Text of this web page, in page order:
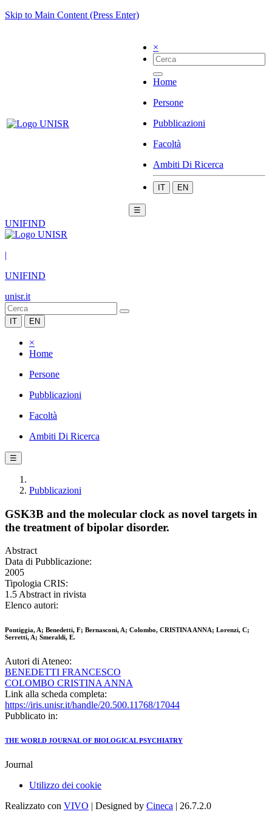
Skip to Main Content (Press Enter)
×
Home
Persone
Pubblicazioni
Facoltà
Ambiti Di Ricerca
IT EN
☰
UNIFIND
|
UNIFIND
unisr.it
IT EN
×
Home
Persone
Pubblicazioni
Facoltà
Ambiti Di Ricerca
☰
Pubblicazioni
GSK3B and the molecular clock as novel targets in
the treatment of bipolar disorder.
Abstract
Data di Pubblicazione:
2005
Tipologia CRIS:
1.5 Abstract in rivista
Elenco autori:
Pontiggia, A; Benedetti, F; Bernasconi, A; Colombo, CRISTINA ANNA; Lorenzi, C;
Serretti, A; Smeraldi, E.
Autori di Ateneo:
BENEDETTI FRANCESCO
COLOMBO CRISTINA ANNA
Link alla scheda completa:
https://iris.unisr.it/handle/20.500.11768/17044
Pubblicato in:
THE WORLD JOURNAL OF BIOLOGICAL PSYCHIATRY
Journal
Utilizzo dei cookie
Realizzato con VIVO | Designed by Cineca | 26.7.2.0